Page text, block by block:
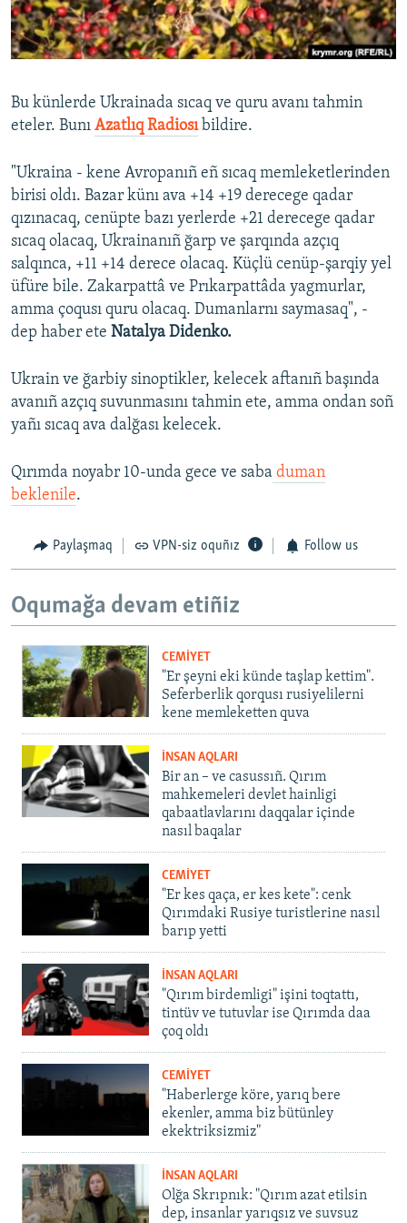
Русский
Українською
QOŞULIÑIZ!
RFE/RS bütün saytları
Bu künlerde Ukrainada sıcaq ve quru avanı tahmin
eteler. Bunı Azatlıq Radiosı bildire.
"Ukraina - kene Avropanıñ eñ sıcaq memleketlerinden
birisi oldı. Bazar künı ava +14 +19 derecege qadar
qızınacaq, cenüpte bazı yerlerde +21 derecege qadar
sıcaq olacaq, Ukrainanıñ ğarp ve şarqında azçıq
salqınca, +11 +14 derece olacaq. Küçlü cenüp-şarqiy yel
üfüre bile. Zakarpattâ ve Prıkarpattâda yagmurlar,
amma çoqusı quru olacaq. Dumanlarnı saymasaq", -
dep haber ete Natalya Didenko.
Ukrain ve ğarbiy sinoptikler, kelecek aftanıñ başında
avanıñ azçıq suvunmasını tahmin ete, amma ondan soñ
yañı sıcaq ava dalğası kelecek.
Qırımda noyabr 10-unda gece ve saba duman
beklenile.
Paylaşmaq VPN-siz oquñız Follow us
Oqumağa devam etiñiz
CEMİYET
"Er şeyni eki künde taşlap kettim".
Seferberlik qorqusı rusiyelilerni
kene memleketten quva
İNSAN AQLARI
Bir an – ve casussıñ. Qırım
mahkemeleri devlet hainligi
qabaatlavlarını daqqalar içinde
nasıl baqalar
CEMİYET
"Er kes qaça, er kes kete": cenk
Qırımdaki Rusiye turistlerine nasıl
barıp yetti
İNSAN AQLARI
"Qırım birdemligi" işini toqtattı,
tintüv ve tutuvlar ise Qırımda daa
çoq oldı
CEMİYET
"Haberlerge köre, yarıq bere
ekenler, amma biz bütünley
ekektriksizmiz"
İNSAN AQLARI
Olğa Skrıpnık: "Qırım azat etilsin
dep, insanlar yarıqsız ve suvsuz